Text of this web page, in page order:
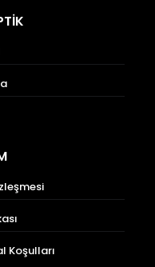
Koşulları